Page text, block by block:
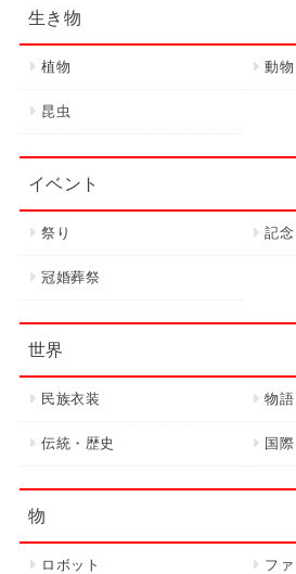
生き物
植物 動物
昆虫
イベント
祭り 記
冠婚葬祭
世界
民族衣装 物語
伝統・歴史 国際
物
ロボット フ